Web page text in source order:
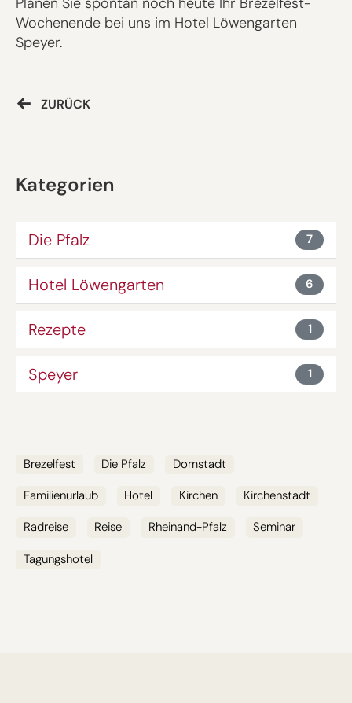
Wochenende bei uns im Hotel Löwengarten
Speyer.
ZURÜCK
Kategorien
Die Pfalz 7
Hotel Löwengarten 6
Rezepte 1
Speyer 1
SCHLAGWÖRTER
Brezelfest Die Pfalz Domstadt
Familienurlaub Hotel Kirchen Kirchenstadt
Radreise Reise Rheinand-Pfalz Seminar
Tagungshotel